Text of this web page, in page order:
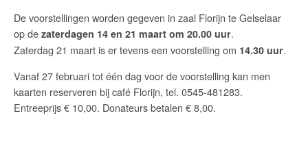
De voorstellingen worden gegeven in zaal Florijn te Gelselaar
op de zaterdagen 14 en 21 maart om 20.00 uur.
Zaterdag 21 maart is er tevens een voorstelling om 14.30 uur.
Vanaf 27 februari tot één dag voor de voorstelling kan men
kaarten reserveren bij café Florijn, tel. 0545-481283.
Entreeprijs € 10,00. Donateurs betalen € 8,00.